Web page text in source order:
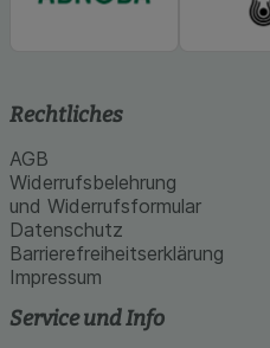
Rechtliches
AGB
Widerrufsbelehrung
und Widerrufsformular
Datenschutz
Barrierefreiheitserklärung
Impressum
Service und Info